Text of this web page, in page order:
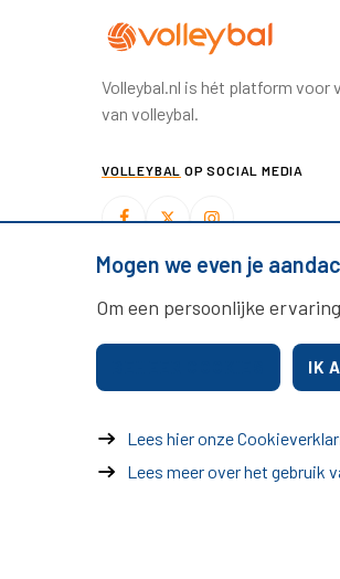
Volleybal.nl is hét platform voor
van volleybal.
VOLLEYBAL OP SOCIAL MEDIA
© 2026 Nevobo
Mogen we even je
Om een persoonlijke
IK
Lees hier onze
Lees meer over het gebruik